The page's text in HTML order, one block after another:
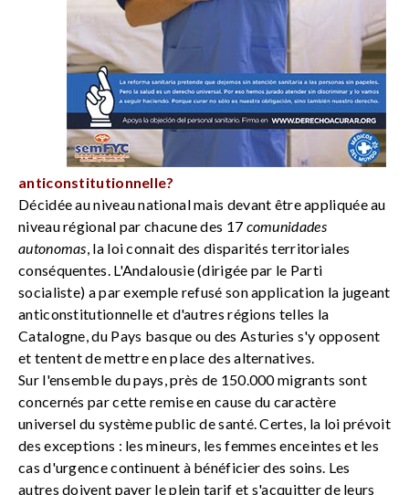
anticonstitutionnelle?
Décidée au niveau national mais devant être appliquée au
niveau régional par chacune des 17 comunidades
autonomas, la loi connait des disparités territoriales
conséquentes. L'Andalousie (dirigée par le Parti
socialiste) a par exemple refusé son application la jugeant
anticonstitutionnelle et d'autres régions telles la
Catalogne, du Pays basque ou des Asturies s'y opposent
et tentent de mettre en place des alternatives.
Sur l'ensemble du pays, près de 150.000 migrants sont
concernés par cette remise en cause du caractère
universel du système public de santé. Certes, la loi prévoit
des exceptions : les mineurs, les femmes enceintes et les
cas d'urgence continuent à bénéficier des soins. Les
autres doivent payer le plein tarif et s'acquitter de leurs